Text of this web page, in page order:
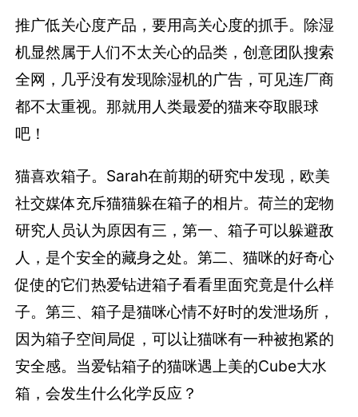
推广低关心度产品，要用高关心度的抓手。除湿
机显然属于人们不太关心的品类，创意团队搜索
全网，几乎没有发现除湿机的广告，可见连厂商
都不太重视。那就用人类最爱的猫来夺取眼球
吧！
猫喜欢箱子。Sarah在前期的研究中发现，欧美
社交媒体充斥猫猫躲在箱子的相片。荷兰的宠物
研究人员认为原因有三，第一、箱子可以躲避敌
人，是个安全的藏身之处。第二、猫咪的好奇心
促使的它们热爱钻进箱子看看里面究竟是什么样
子。第三、箱子是猫咪心情不好时的发泄场所，
因为箱子空间局促，可以让猫咪有一种被抱紧的
安全感。当爱钻箱子的猫咪遇上美的Cube大水
箱，会发生什么化学反应？